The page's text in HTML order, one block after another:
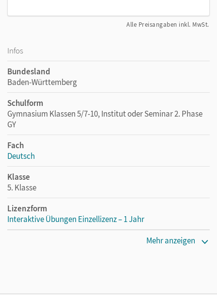
Alle Preisangaben inkl. MwSt.
Infos
Bundesland
Baden-Württemberg
Schulform
Gymnasium Klassen 5/7-10, Institut oder Seminar 2. Phase
GY
Fach
Deutsch
Klasse
5. Klasse
Lizenzform
Interaktive Übungen Einzellizenz – 1 Jahr
einer Laufzeit von einem Jahr
Mehr anzeigen